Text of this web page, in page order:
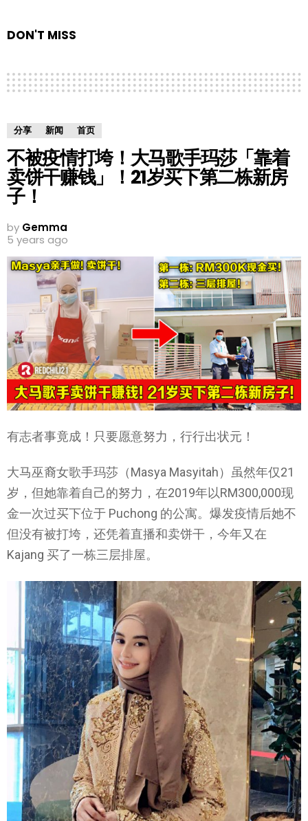
DON'T MISS
分享 新闻 首页
不被疫情打垮！大马歌手玛莎「靠着
卖饼干赚钱」！21岁买下第二栋新房
子！
by Gemma
5 years ago
有志者事竟成！只要愿意努力，行行出状元！
大马巫裔女歌手玛莎（Masya Masyitah）虽然年仅21
岁，但她靠着自己的努力，在2019年以RM300,000现
金一次过买下位于 Puchong 的公寓。爆发疫情后她不
但没有被打垮，还凭着直播和卖饼干，今年又在
Kajang 买了一栋三层排屋。